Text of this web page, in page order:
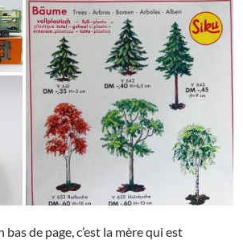
bas de page, c’est la mère qui est